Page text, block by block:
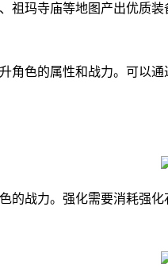
祖玛寺庙等地图产出优质
角色的属性和战力。可以
的战力。强化需要消耗强化